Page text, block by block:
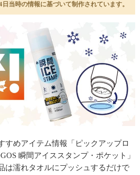
当時の情報に基づいて制作されています。
すめアイテム情報「ピックアップロ
瞬間アイススタンプ・ポケット」
は濡れタオルにプッシュするだけで